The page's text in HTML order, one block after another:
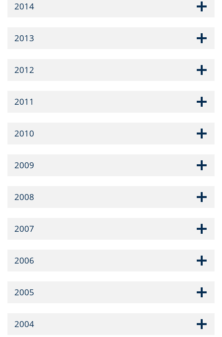
2014
2013
2012
2011
2010
2009
2008
2007
2006
2005
2004